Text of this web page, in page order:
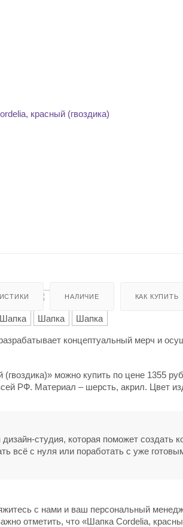
НАЛИЧИЕ КАК КУПИТЬ
концептуальный мерч и
можно купить по цене 1355
РФ. Материал – шерсть, акрил. Цвет
студия, которая поможет создать
всё с нуля или поработать с уже
с нами и ваш персональный
отметить, что «Шапка Cordelia,